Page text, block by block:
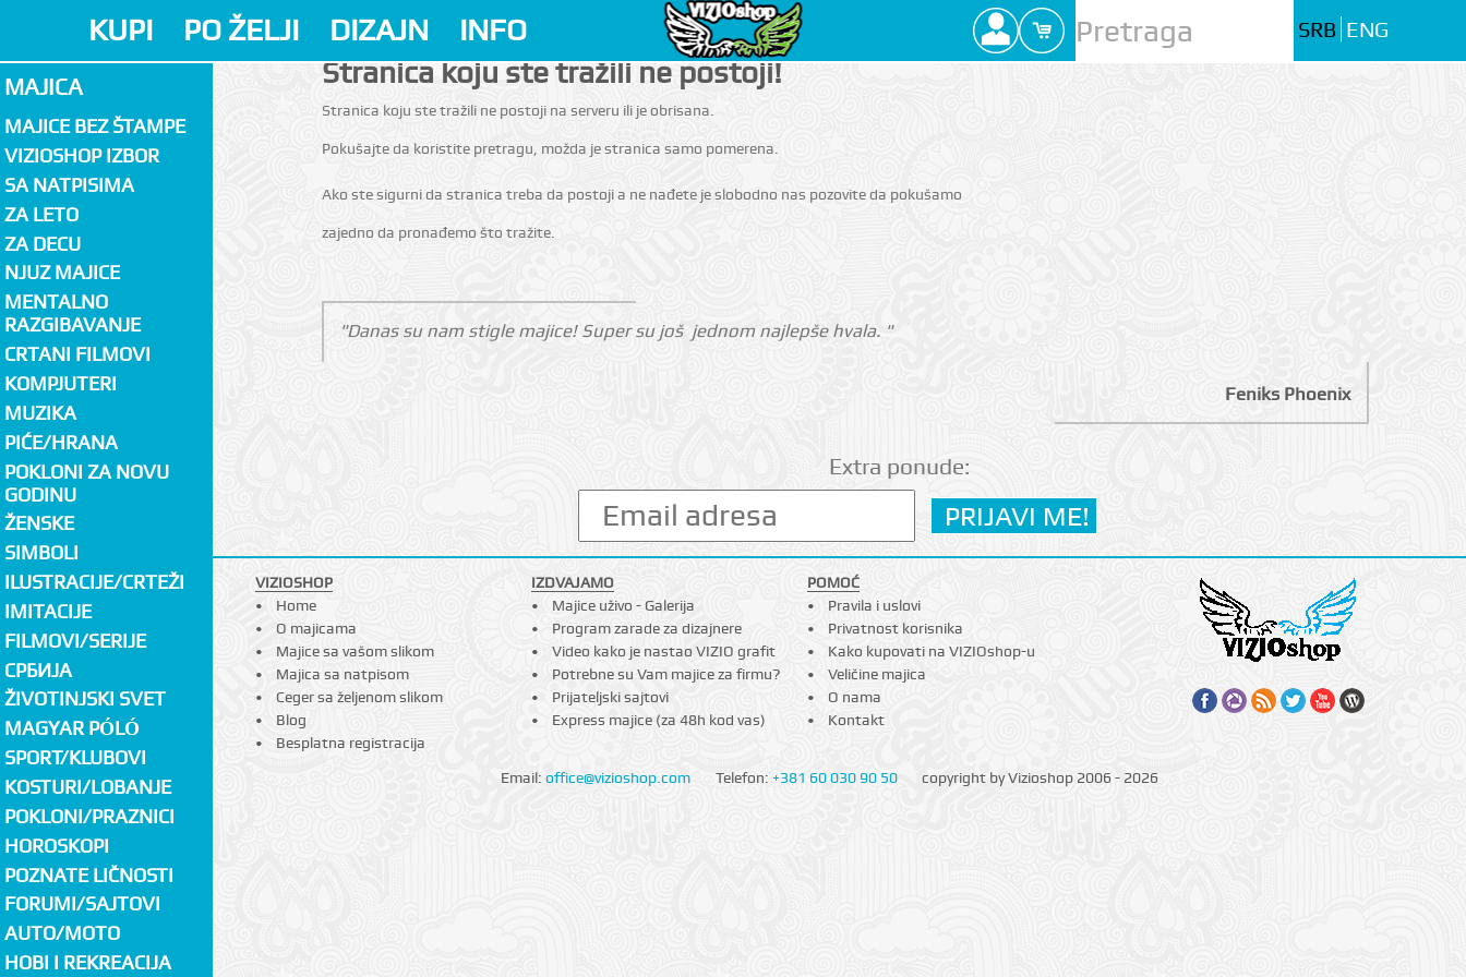
KUPI PO ŽELJI DIZAJN INFO SRB ENG
MAJICA
MAJICE BEZ ŠTAMPE
VIZIOSHOP IZBOR
SA NATPISIMA
ZA LETO
ZA DECU
NJUZ MAJICE
MENTALNO
RAZGIBAVANJE
CRTANI FILMOVI
KOMPJUTERI
MUZIKA
PIĆE/HRANA
POKLONI ZA NOVU
GODINU
ŽENSKE
SIMBOLI
ILUSTRACIJE/CRTEŽI
IMITACIJE
FILMOVI/SERIJE
СРБИЈА
ŽIVOTINJSKI SVET
MAGYAR PÓLÓ
SPORT/KLUBOVI
KOSTURI/LOBANJE
POKLONI/PRAZNICI
HOROSKOPI
POZNATE LIČNOSTI
FORUMI/SAJTOVI
AUTO/MOTO
HOBI I REKREACIJA
Stranica koju ste tražili ne postoji!
Stranica koju ste tražili ne postoji na serveru ili je obrisana.
Pokušajte da koristite pretragu, možda je stranica samo pomerena.
Ako ste sigurni da stranica treba da postoji a ne nađete je slobodno nas pozovite da pokušamo
zajedno da pronađemo što tražite.
"Danas su nam stigle majice! Super su još jednom najlepše hvala. "
Feniks Phoenix
Extra ponude:
VIZIOSHOP
Home
O majicama
Majice sa vašom slikom
Majica sa natpisom
Ceger sa željenom slikom
Blog
Besplatna registracija
IZDVAJAMO
Majice uživo - Galerija
Program zarade za dizajnere
Video kako je nastao VIZIO grafit
Potrebne su Vam majice za firmu?
Prijateljski sajtovi
Express majice (za 48h kod vas)
POMOĆ
Pravila i uslovi
Privatnost korisnika
Kako kupovati na VIZIOshop-u
Veličine majica
O nama
Kontakt
Email: office@vizioshop.com Telefon: +381 60 030 90 50 copyright by Vizioshop 2006 - 2026